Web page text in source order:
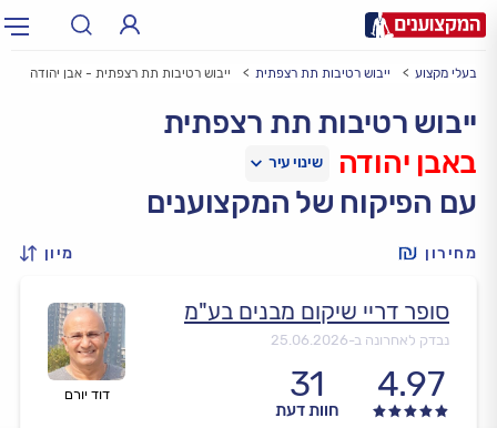
עירעיר: תל אביב, חיפה…
בעלי מקצוע ייבוש רטיבות תת רצפתית ייבוש רטיבות תת רצפתית - אבן יהודה
ייבוש רטיבות תת רצפתית
באבן יהודה
עם הפיקוח של המקצוענים
מחירון מיון
דוד יורם
סופר דריי שיקום מבנים בע"מ
נבדק לאחרונה ב-25.06.2026
4.97
31
חוות דעת